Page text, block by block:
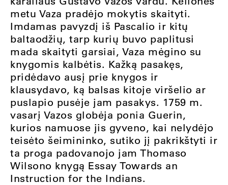
metu Vaza pradėjo mokytis skaityti.
Imdamas pavyzdį iš Pascalio ir kitų
baltaodžių, tarp kurių buvo paplitusi
mada skaityti garsiai, Vaza mėgino su
knygomis kalbėtis. Kažką pasakęs,
pridėdavo ausį prie knygos ir
klausydavo, ką balsas kitoje viršelio ar
puslapio pusėje jam pasakys. 1759 m.
vasarį Vazos globėja ponia Guerin,
kurios namuose jis gyveno, kai nelydėjo
teisėto šeimininko, sutiko jį pakrikštyti ir
ta proga padovanojo jam Thomaso
Wilsono knygą Essay Towards an
Instruction for the Indians.